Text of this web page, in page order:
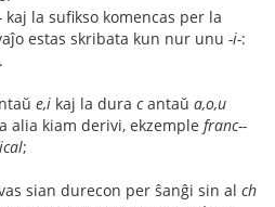
kaj la sufikso komencas per la
estas skribata kun nur unu -i-:
e,i kaj la dura cantaŭ a,o,u
alia kiam derivi, ekzemple franc--
;
sian durecon per ŝanĝi sin al ch